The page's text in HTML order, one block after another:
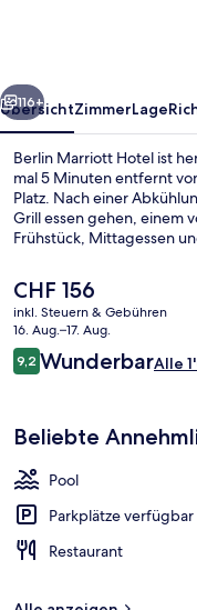
Weiter
116+
ÜbersichtZimmerLage
Berlin Marriott Hotel ist
mal 5 Minuten entfernt
Platz. Nach einer
Grill essen gehen, einem
Frühstück, Mittagessen
einen rund um die Uhr
Andere Reisende lieben
Allgemeinzustand. Die
von den öffentlichen
man 5 Minuten (U-
Bahnhof Mohrenstraße).
Der
aktuelle
Preis
beträgt
CHF 156.
CHF 156
inkl. Steuern & Gebühren
16. Aug.–17. Aug.
Bewertungen
9,29,2 von 10.
WunderbarAlle
Beliebte
Pool
Parkplätze verfügbar
Restaurant